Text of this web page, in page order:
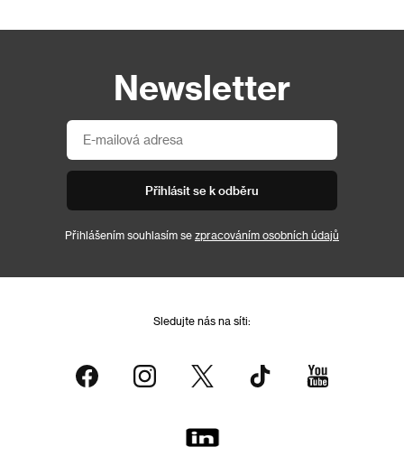
Newsletter
Přihlásit se k odběru
Přihlášením souhlasím se zpracováním osobních údajů
Sledujte nás na síti: